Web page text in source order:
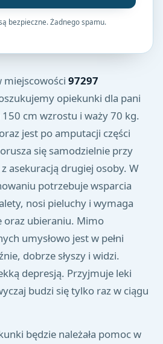
bezpieczne. Żadnego spamu.
miejscowości 97297
opiekunki dla pani
cm wzrostu i waży 70 kg.
jest po amputacji części
się samodzielnie przy
asekuracją drugiej osoby. W
potrzebuje wsparcia
nosi pieluchy i wymaga
oraz ubieraniu. Mimo
umysłowo jest w pełni
dobrze słyszy i widzi.
depresją. Przyjmuje leki
budzi się tylko raz w ciągu
będzie należała pomoc w